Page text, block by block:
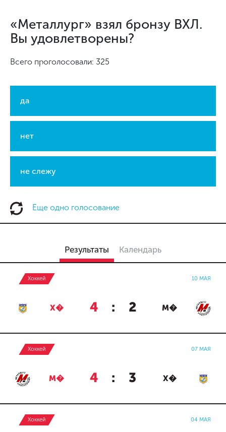
«Металлург» взял бронзу ВХЛ.
Вы удовлетворены?
Всего проголосовали: 325
да
нет
не слежу
Еще одно голосование
Результаты Календарь
Хоккей 10 МАЯ
Х� 4 : 2 М�
Хоккей 07 МАЯ
М� 4 : 3 Х�
Хоккей 04 МАЯ